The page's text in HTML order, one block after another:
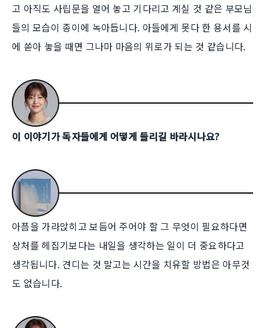
고 아직도 사립문을 열어 놓고 기다리고 계실 것 같은 부모님
들의 모습이 종이에 녹아듭니다. 아들에게 못다 한 용서를 시
에 쏟아 놓을 때면 그나마 마음의 위로가 되는 것 같습니다.
이 이야기가 독자들에게 어떻게 들리길 바라시나요?
아픔을 가라앉히고 보듬어 주어야 할 그 무엇이 필요하다면
상처를 헤집기보다는 내일을 생각하는 일이 더 중요하다고
생각됩니다. 견디는 것 말고는 시간을 치유할 방법은 아무것
도 없습니다.